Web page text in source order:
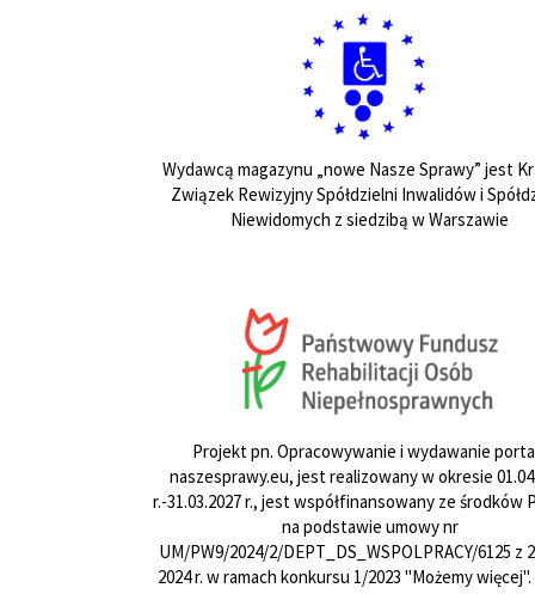
Wydawcą magazynu „nowe Nasze Sprawy” jest
Związek Rewizyjny Spółdzielni Inwalidów i
Niewidomych z siedzibą w Warszawie
Projekt pn. Opracowywanie i wydawanie
naszesprawy.eu, jest realizowany w okresie
r.-31.03.2027 r., jest współfinansowany ze środków
na podstawie umowy nr
UM/PW9/2024/2/DEPT_DS_WSPOLPRACY/6125 z
2024 r. w ramach konkursu 1/2023 "Możemy więcej".